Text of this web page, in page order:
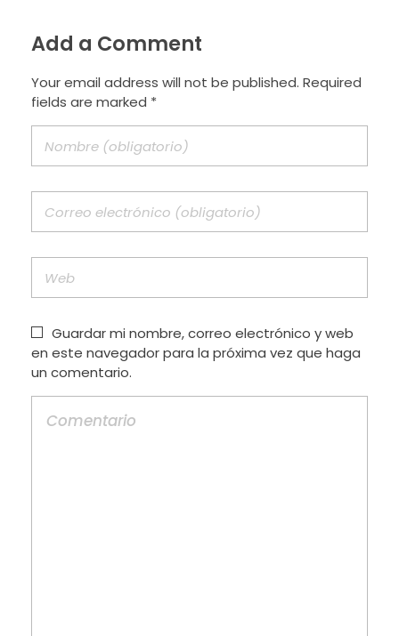
Add a Comment
Your email address will not be published. Required
fields are marked *
Guardar mi nombre, correo electrónico y web
en este navegador para la próxima vez que haga
un comentario.